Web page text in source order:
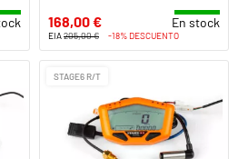
168,00 € En stock
EIA205,00 € -18% DESCUENTO
STAGE6 R/T